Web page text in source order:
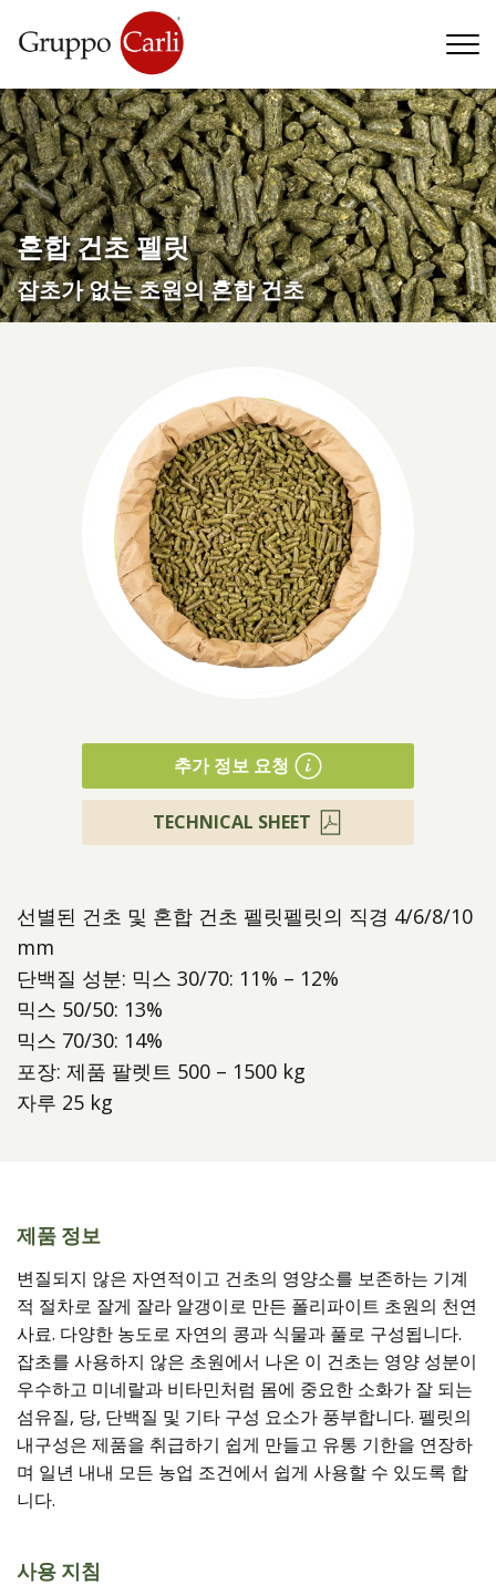
동물
제품소개
T—info@gruppocarli.com
혼합 건초 펠릿
잡초가 없는 초원의 혼합 건초
선별된 건초 및 혼합 건초 펠릿펠릿의 직경 4/6/8/10
mm
단백질 성분: 믹스 30/70: 11% – 12%
믹스 50/50: 13%
믹스 70/30: 14%
포장: 제품 팔렛트 500 – 1500 kg
자루 25 kg
추가 정보 요청
TECHNICAL SHEET
제품 정보
변질되지 않은 자연적이고 건초의 영양소를 보존하는 기계
적 절차로 잘게 잘라 알갱이로 만든 폴리파이트 초원의 천연
사료. 다양한 농도로 자연의 콩과 식물과 풀로 구성됩니다.
잡초를 사용하지 않은 초원에서 나온 이 건초는 영양 성분이
우수하고 미네랄과 비타민처럼 몸에 중요한 소화가 잘 되는
섬유질, 당, 단백질 및 기타 구성 요소가 풍부합니다. 펠릿의
내구성은 제품을 취급하기 쉽게 만들고 유통 기한을 연장하
며 일년 내내 모든 농업 조건에서 쉽게 사용할 수 있도록 합
니다.
사용 지침